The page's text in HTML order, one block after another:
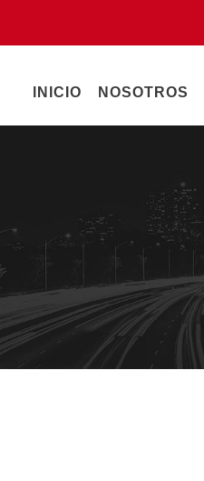
INICIO NOSOTROS